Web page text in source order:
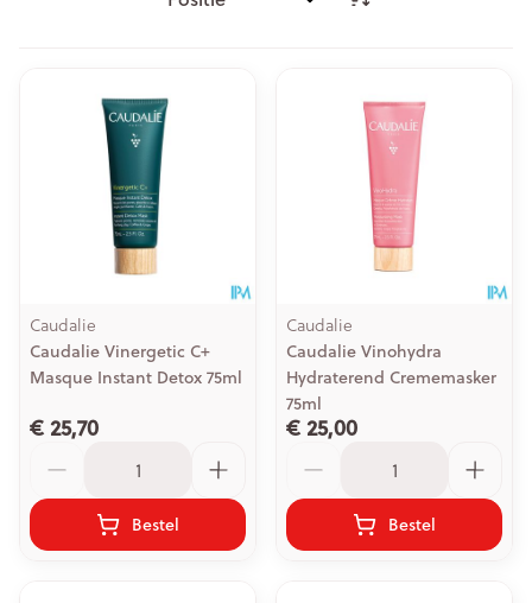
Sorteer op:
Caudalie
Caudalie Vinergetic C+
Masque Instant Detox 75ml
€ 25,70
Bestel
Caudalie
Caudalie Vinohydra
Hydraterend Crememasker
75ml
€ 25,00
Bestel